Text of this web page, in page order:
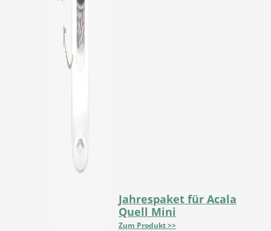
Jahrespaket für Acala
Quell Mini
Zum Produkt >>